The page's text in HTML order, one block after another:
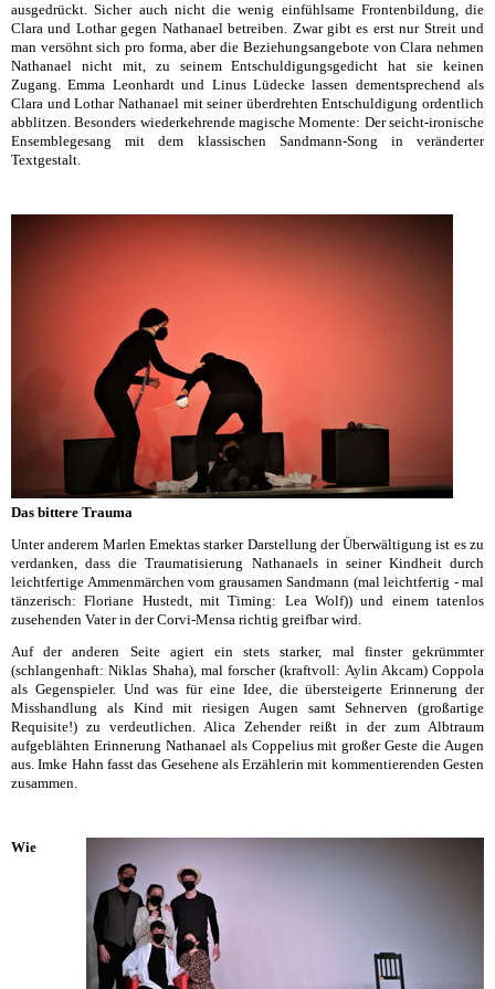
ausgedrückt. Sicher auch nicht die wenig einfühlsame Frontenbildung, die
Clara und Lothar gegen Nathanael betreiben. Zwar gibt es erst nur Streit und
man versöhnt sich pro forma, aber die Beziehungsangebote von Clara nehmen
Nathanael nicht mit, zu seinem Entschuldigungsgedicht hat sie keinen
Zugang. Emma Leonhardt und Linus Lüdecke lassen dementsprechend als
Clara und Lothar Nathanael mit seiner überdrehten Entschuldigung ordentlich
abblitzen. Besonders wiederkehrende magische Momente: Der seicht-ironische
Ensemblegesang mit dem klassischen Sandmann-Song in veränderter
Textgestalt.
Das bittere Trauma
Unter anderem Marlen Emektas starker Darstellung der Überwältigung ist es zu
verdanken, dass die Traumatisierung Nathanaels in seiner Kindheit durch
leichtfertige Ammenmärchen vom grausamen Sandmann (mal leichtfertig - mal
tänzerisch: Floriane Hustedt, mit Timing: Lea Wolf)) und einem tatenlos
zusehenden Vater in der Corvi-Mensa richtig greifbar wird.
Auf der anderen Seite agiert ein stets starker, mal finster gekrümmter
(schlangenhaft: Niklas Shaha), mal forscher (kraftvoll: Aylin Akcam) Coppola
als Gegenspieler. Und was für eine Idee, die übersteigerte Erinnerung der
Misshandlung als Kind mit riesigen Augen samt Sehnerven (großartige
Requisite!) zu verdeutlichen. Alica Zehender reißt in der zum Albtraum
aufgeblähten Erinnerung Nathanael als Coppelius mit großer Geste die Augen
aus. Imke Hahn fasst das Gesehene als Erzählerin mit kommentierenden Gesten
zusammen.
Wie